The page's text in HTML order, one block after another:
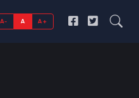
A- A A+